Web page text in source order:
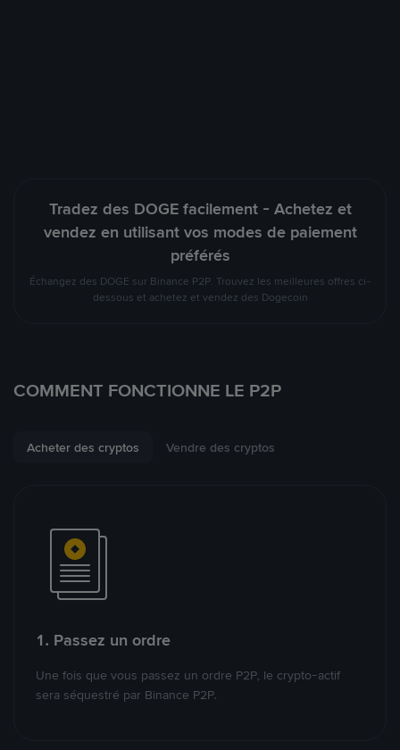
Tradez des DOGE facilement - Achetez et
vendez en utilisant vos modes de paiement
préférés
Échangez des DOGE sur Binance P2P. Trouvez les meilleures offres ci-
dessous et achetez et vendez des Dogecoin
COMMENT FONCTIONNE LE P2P
Acheter des cryptos Vendre des cryptos
1. Passez un ordre
Une fois que vous passez un ordre P2P, le crypto-actif
sera séquestré par Binance P2P.